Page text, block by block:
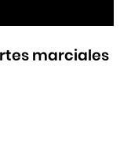
marciales